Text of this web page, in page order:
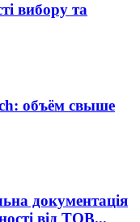
вибору та
объём свыше
документація
від ТОВ...